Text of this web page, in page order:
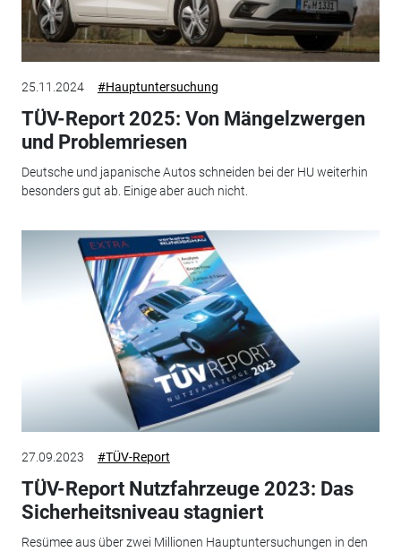
25.11.2024 #Hauptuntersuchung
TÜV-Report 2025: Von Mängelzwergen
und Problemriesen
Deutsche und japanische Autos schneiden bei der HU weiterhin
besonders gut ab. Einige aber auch nicht.
27.09.2023 #TÜV-Report
TÜV-Report Nutzfahrzeuge 2023: Das
Sicherheitsniveau stagniert
Resümee aus über zwei Millionen Hauptuntersuchungen in den